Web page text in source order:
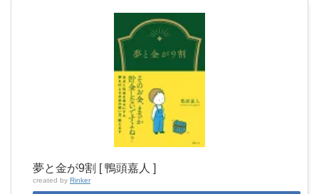
夢と金が9割 [ 鴨頭嘉人 ]
created by Rinker